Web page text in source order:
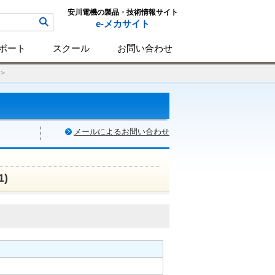
安川電機の製品・技術情報サイト
e-メカサイト
ート スクール お問い合わせ
メールによるお問い合わせ